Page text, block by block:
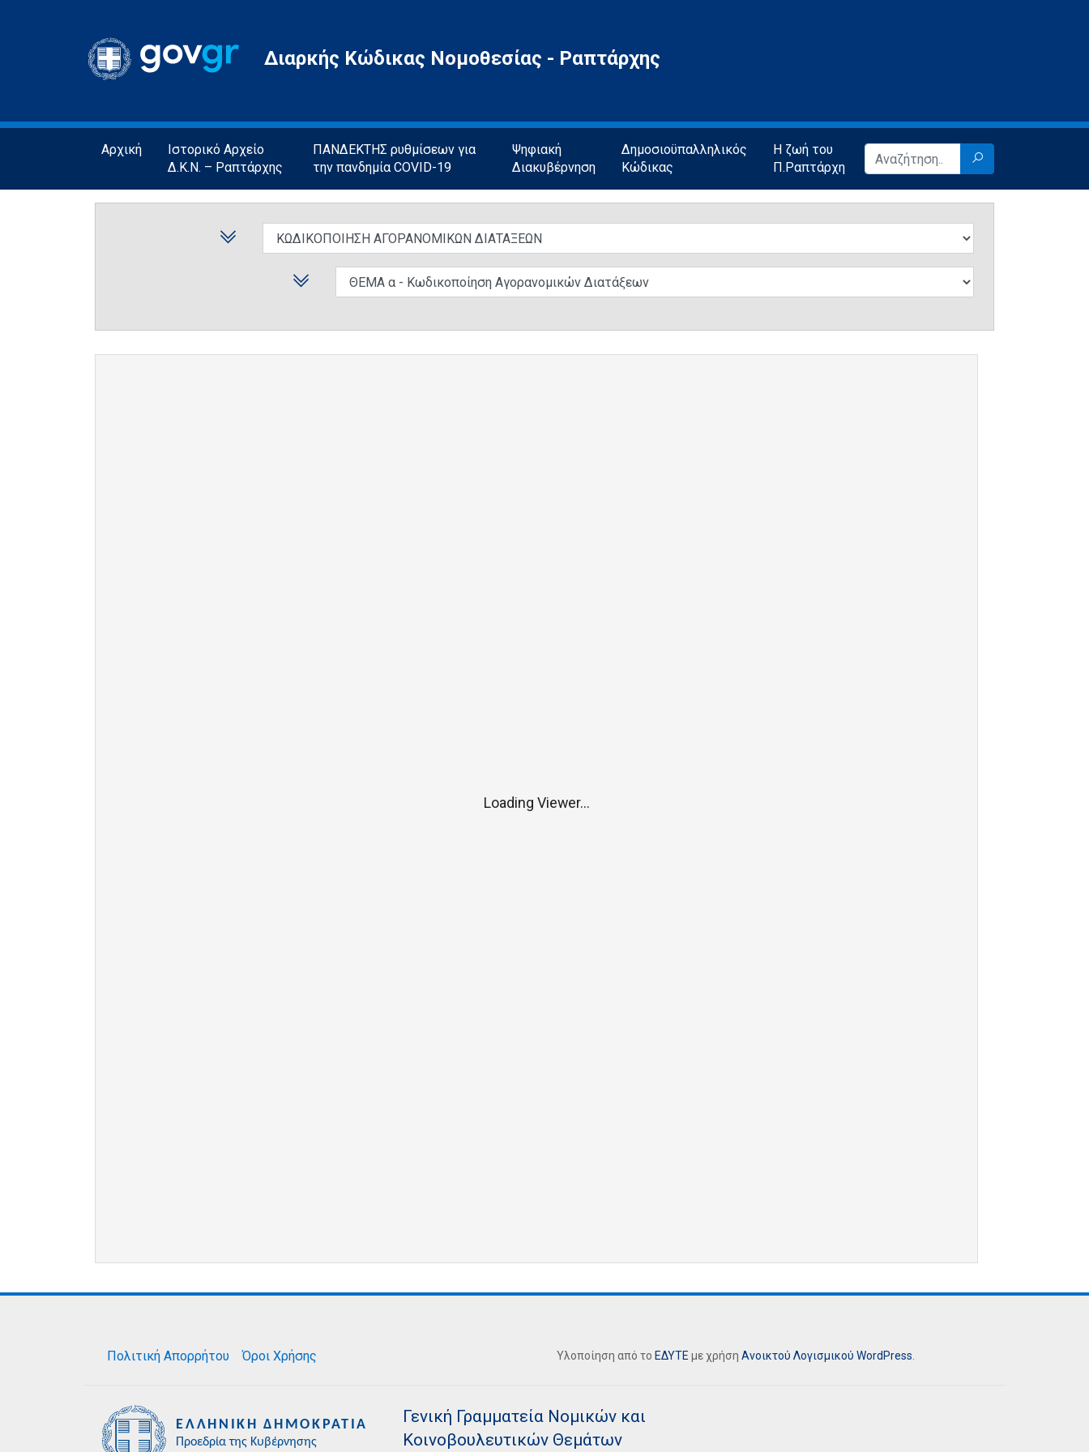
Gov.gr
Διαρκής Κώδικας Νομοθεσίας - Ραπτάρχης
Αρχική
Ιστορικό Αρχείο
Δ.Κ.Ν. – Ραπτάρχης
ΠΑΝΔΕΚΤΗΣ ρυθμίσεων για
την πανδημία COVID-19
Ψηφιακή
Διακυβέρνηση
Δημοσιοϋπαλληλικός
Κώδικας
Η ζωή του
Π.Ραπτάρχη
Loading Viewer...
Πολιτική Απορρήτου Όροι Χρήσης Υλοποίηση από το ΕΔΥΤΕ με χρήση Ανοικτού Λογισμικού WordPress
Γενική Γραμματεία Νομικών και
Κοινοβουλευτικών Θεμάτων